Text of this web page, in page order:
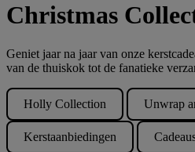
Christmas
Geniet jaar na jaar van onze
van de thuiskok tot de fanatieke
Holly Collection Unwrap
Kerstaanbiedingen